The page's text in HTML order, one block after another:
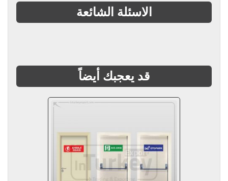
الاسئلة الشائعة
قد يعجبك أيضاً